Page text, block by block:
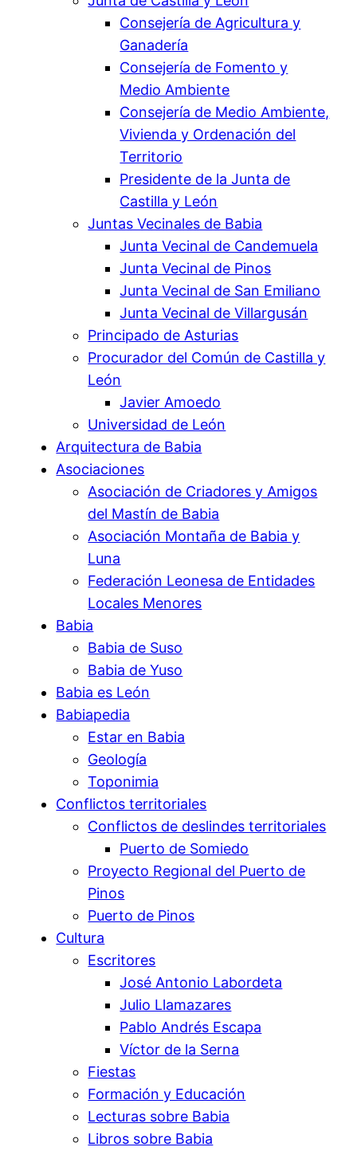
Consejería de Agricultura y
Ganadería
Consejería de Fomento y
Medio Ambiente
Consejería de Medio Ambiente,
Vivienda y Ordenación del
Territorio
Presidente de la Junta de
Castilla y León
Juntas Vecinales de Babia
Junta Vecinal de Candemuela
Junta Vecinal de Pinos
Junta Vecinal de San Emiliano
Junta Vecinal de Villargusán
Principado de Asturias
Procurador del Común de Castilla y
León
Javier Amoedo
Universidad de León
Arquitectura de Babia
Asociaciones
Asociación de Criadores y Amigos
del Mastín de Babia
Asociación Montaña de Babia y
Luna
Federación Leonesa de Entidades
Locales Menores
Babia
Babia de Suso
Babia de Yuso
Babia es León
Babiapedia
Estar en Babia
Geología
Toponimia
Conflictos territoriales
Conflictos de deslindes territoriales
Puerto de Somiedo
Proyecto Regional del Puerto de
Pinos
Puerto de Pinos
Cultura
Escritores
José Antonio Labordeta
Julio Llamazares
Pablo Andrés Escapa
Víctor de la Serna
Fiestas
Formación y Educación
Lecturas sobre Babia
Libros sobre Babia